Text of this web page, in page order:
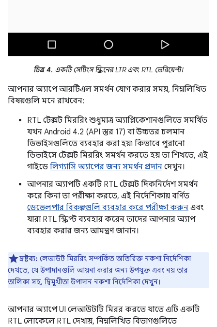
চিত্র 4. একটি সেটিংস স্ক্রিনের LTR এবং RTL ভেরিয়েন্ট।
আপনার অ্যাপে আরটিএল সমর্থন যোগ করার সময়, নিম্নলিখিত
বিষয়গুলি মনে রাখবেন:
RTL টেক্সট মিররিং শুধুমাত্র অ্যাপ্লিকেশানগুলিতে সমর্থিত
যখন Android 4.2 (API স্তর 17) বা উচ্চতর চলমান
ডিভাইসগুলিতে ব্যবহার করা হয়৷ কিভাবে পুরানো
ডিভাইসে টেক্সট মিররিং সমর্থন করতে হয় তা শিখতে, এই
গাইডে লিগ্যাসি অ্যাপের জন্য সমর্থন প্রদান দেখুন।
আপনার অ্যাপটি একটি RTL টেক্সট দিকনির্দেশ সমর্থন
করে কিনা তা পরীক্ষা করতে, এই নির্দেশিকায় বর্ণিত
ডেভেলপার বিকল্পগুলি ব্যবহার করে পরীক্ষা করুন এবং
যারা RTL স্ক্রিপ্ট ব্যবহার করেন তাদের আপনার অ্যাপ
ব্যবহার করার জন্য আমন্ত্রণ জানান।
দ্রষ্টব্য: লেআউট মিররিং সম্পর্কিত অতিরিক্ত নকশা নির্দেশিকা
দেখতে, যে উপাদানগুলি আয়না করার জন্য উপযুক্ত এবং নয় তার
তালিকা সহ, দ্বিমুখীতাউপাদান নকশা নির্দেশিকা দেখুন।
আপনার অ্যাপে UI লেআউটটি মিরর করতে যাতে এটি একটি
RTL লোকেলে RTL দেখায়, নিম্নলিখিত বিভাগগুলিতে